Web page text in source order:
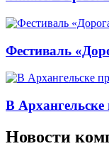
Фестиваль
В Архангельске
Новости